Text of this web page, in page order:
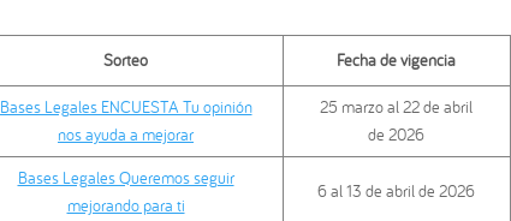
Sorteo Fecha de vigencia
Bases Legales ENCUESTA Tu opinión
nos ayuda a mejorar
25 marzo al 22 de abril
de 2026
Bases Legales Queremos seguir
mejorando para ti
6 al 13 de abril de 2026